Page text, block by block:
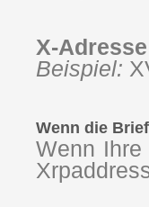
X-Adresse
Beispiel:
Wenn die
Wenn Ihre